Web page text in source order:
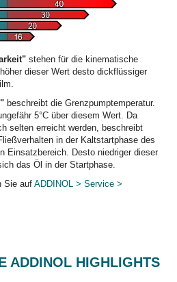
stehen für die kinematische
dieser Wert desto dickflüssiger
beschreibt die Grenzpumptemperatur.
5°C über diesem Wert. Da
selten erreicht werden, beschreibt
in der Kaltstartphase des
Einsatzbereich. Desto niedriger dieser
das Öl in der Startphase.
Sie auf ADDINOL > Service >
ADDINOL HIGHLIGHTS